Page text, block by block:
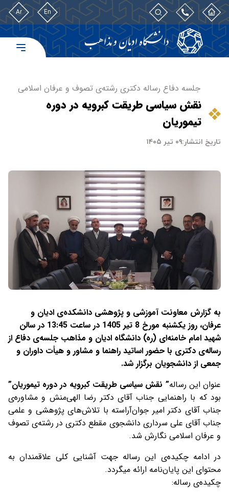
En
Ar
جلسه دفاع رساله دکتری رشته‌ی تصوف و عرفان اسلامی
نقش سیاسی طریقت کبرویه در دوره
تیموریان
تاریخ انتشار:۰۹ تیر ۱۴۰۵
به گزارش معاونت آموزشی و پژوهشی دانشکده‌ی ادیان و
عرفان، روز یکشنبه مورخ 8 تیر 1405 در ساعت 13:45 در سالن
شهید امام خامنه‌ای (ره) دانشگاه ادیان و مذاهب جلسه‌ی دفاع از
رساله‌ی دکتری با حضور اساتید راهنما و مشاور و هیأت داوران و
جمعی از دانشجویان برگزار شد.
عنوان این رساله” نقش سياسی طريقت کبرویه در دوره تیموریان”
بود که با راهنمایی جناب آقای دکتر رضا الهی‌منش و مشاوره‌ی
جناب آقای دکتر امیر جوان‌آراسته با تلاش‌های پژوهشی و علمی
جناب آقای علی سرداری دانشجوی مقطع دکتری در رشته‌ی تصوف
و عرفان اسلامی نگارش شد.
در ادامه چکیده‌ی این رساله جهت آشنایی کلی علاقمندان به
محتوای این پایان‌نامه ارائه میگردد.
چکیده‌ی رساله: